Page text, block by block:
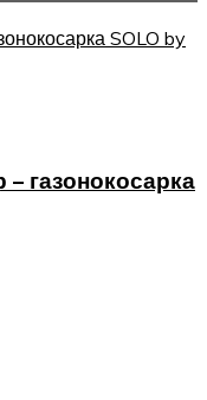
газонокосарка